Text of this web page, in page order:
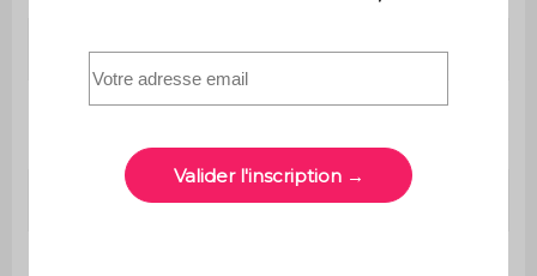
Epaisseur des panneaux 1,5cm
L 38,5 x P
Hauteur entre les étagères 28,7cm